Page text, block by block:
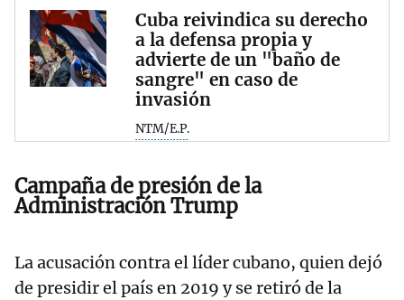
Cuba reivindica su derecho
a la defensa propia y
advierte de un "baño de
sangre" en caso de
invasión
NTM/E.P.
Campaña de presión de la
Administración Trump
La acusación contra el líder cubano, quien dejó
de presidir el país en 2019 y se retiró de la